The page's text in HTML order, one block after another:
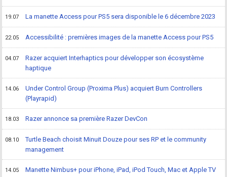
19.07 La manette Access pour PS5 sera disponible le 6 décembre 2023
22.05 Accessibilité : premières images de la manette Access pour PS5
04.07
Razer acquiert Interhaptics pour développer son écosystème
haptique
14.06
Under Control Group (Proxima Plus) acquiert Burn Controllers
(Playrapid)
18.03 Razer annonce sa première Razer DevCon
08.10
Turtle Beach choisit Minuit Douze pour ses RP et le community
management
14.05 Manette Nimbus+ pour iPhone, iPad, iPod Touch, Mac et Apple TV